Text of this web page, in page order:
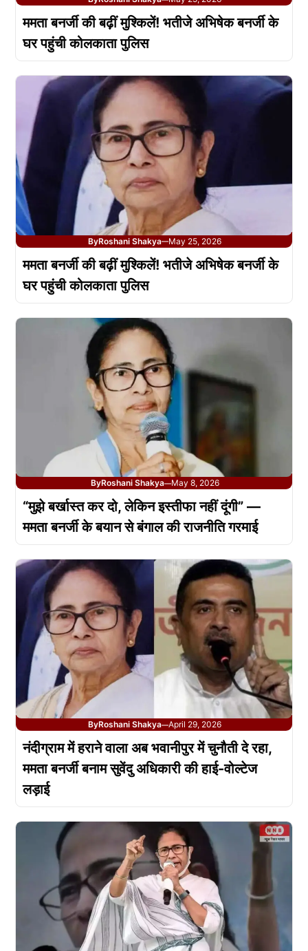
ममता बनर्जी की बढ़ीं मुश्किलें! भतीजे अभिषेक बनर्जी के
घर पहुंची कोलकाता पुलिस
ByRoshani Shakya—May 25, 2026
ममता बनर्जी की बढ़ीं मुश्किलें! भतीजे अभिषेक बनर्जी के
घर पहुंची कोलकाता पुलिस
ByRoshani Shakya—May 8, 2026
“मुझे बर्खास्त कर दो, लेकिन इस्तीफा नहीं दूंगी” —
ममता बनर्जी के बयान से बंगाल की राजनीति गरमाई
ByRoshani Shakya—April 29, 2026
नंदीग्राम में हराने वाला अब भवानीपुर में चुनौती दे रहा,
ममता बनर्जी बनाम सुवेंदु अधिकारी की हाई-वोल्टेज
लड़ाई